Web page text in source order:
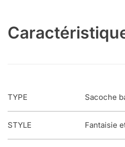
TYPE Sacoche
STYLE Fantaisie